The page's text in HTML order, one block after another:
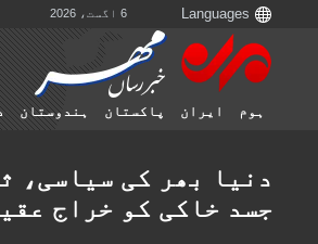
6 اگست، 2026
ہوم ایران پاکستان ہندوستان
دنیا بھر کی سیاسی،
جسد خاکی کو خراج